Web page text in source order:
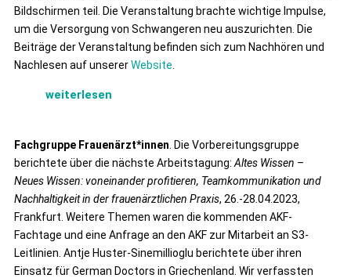
Bildschirmen teil. Die Veranstaltung brachte wichtige Impulse,
um die Versorgung von Schwangeren neu auszurichten. Die
Beiträge der Veranstaltung befinden sich zum Nachhören und
Nachlesen auf unsererWebsite
weiterlesen
Fachgruppe Frauenärzt*innen . Die Vorbereitungsgruppe
berichtete über die nächste Arbeitstagung: Altes Wissen –
Neues Wissen: voneinander profitieren, Teamkommunikation und
Nachhaltigkeit in der frauenärztlichen Praxis, 26.-28.04.2023,
Frankfurt. Weitere Themen waren die kommenden AKF-
Fachtage und eine Anfrage an den AKF zur Mitarbeit an S3-
Leitlinien. Antje Huster-Sinemillioglu berichtete über ihren
Einsatz für German Doctors in Griechenland. Wir verfassten